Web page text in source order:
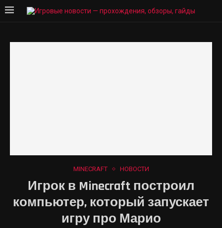
MINECRAFT НОВОСТИ
Игрок в Minecraft построил
компьютер, который запускает
игру про Марио